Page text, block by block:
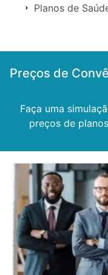
Planos de
Preços de
Faça uma
preços de